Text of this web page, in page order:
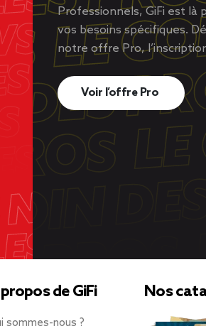
Professionnels, GiFi est là
vos besoins spécifiques.
notre offre Pro,
Voir l’offre Pro
de GiFi
sommes-nous ?
Nos